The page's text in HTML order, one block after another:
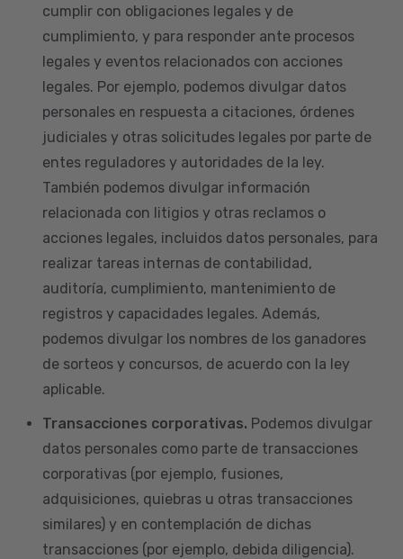
cumplir con obligaciones legales y de
cumplimiento, y para responder ante procesos
legales y eventos relacionados con acciones
legales. Por ejemplo, podemos divulgar datos
personales en respuesta a citaciones, órdenes
judiciales y otras solicitudes legales por parte de
entes reguladores y autoridades de la ley.
También podemos divulgar información
relacionada con litigios y otras reclamos o
acciones legales, incluidos datos personales, para
realizar tareas internas de contabilidad,
auditoría, cumplimiento, mantenimiento de
registros y capacidades legales. Además,
podemos divulgar los nombres de los ganadores
de sorteos y concursos, de acuerdo con la ley
aplicable.
Transacciones corporativas. Podemos divulgar
datos personales como parte de transacciones
corporativas (por ejemplo, fusiones,
adquisiciones, quiebras u otras transacciones
similares) y en contemplación de dichas
transacciones (por ejemplo, debida diligencia).